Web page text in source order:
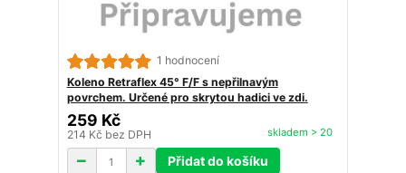
1 hodnocení
Koleno Retraflex 45° F/F s nepřilnavým
povrchem. Určené pro skrytou hadici ve zdi.
259 Kč
214 Kč bez DPH skladem > 20
Přidat do košíku